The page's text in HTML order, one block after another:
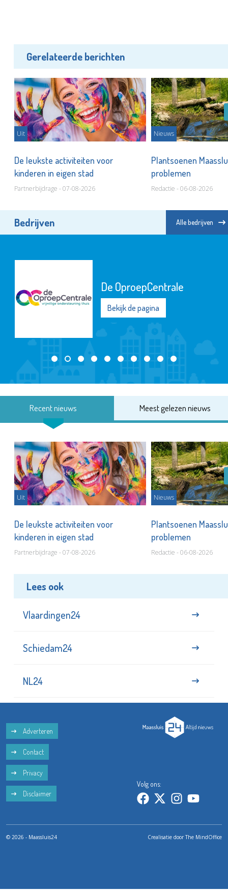
Gerelateerde berichten
Uit
De leukste activiteiten voor
kinderen in eigen stad
Partnerbijdrage - 07-08-2026
Nieuws
Plantsoenen
problemen
Redactie - 06-08-2026
Bedrijven Alle bedrijven
De OproepCentrale
Bekijk de pagina
Recent nieuws Meest gelezen nieuws
Uit
De leukste activiteiten voor
kinderen in eigen stad
Partnerbijdrage - 07-08-2026
Nieuws
Plantsoenen
problemen
Redactie - 06-08-2026
Lees ook
Vlaardingen24
Schiedam24
NL24
Adverteren
Contact
Privacy
Disclaimer
Volg ons:
© 2026 - Maassluis24 Crealisatie doorThe MindOffice